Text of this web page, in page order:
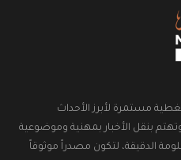
مستمرة لأبرز الأحداث
بنقل الأخبار بمهنية وموضوعية
الدقيقة، لتكون مصدراً موثوقاً